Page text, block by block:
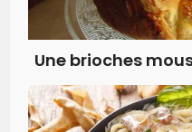
Une brioches